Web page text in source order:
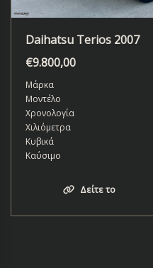
Daihatsu Terios 2007
€9.800,00
Μάρκα
Μοντέλο
Χρονολογία
Χιλιόμετρα
Κυβικά
Καύσιμο
Δείτε το